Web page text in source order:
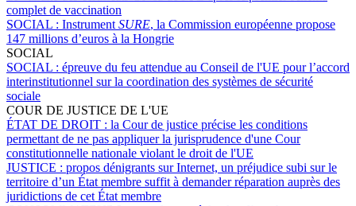
complet de vaccination
SOCIAL : Instrument SURE, la Commission européenne propose
147 millions d’euros à la Hongrie
SOCIAL
SOCIAL : épreuve du feu attendue au Conseil de l'UE pour l’accord
interinstitutionnel sur la coordination des systèmes de sécurité
sociale
COUR DE JUSTICE DE L'UE
ÉTAT DE DROIT : la Cour de justice précise les conditions
permettant de ne pas appliquer la jurisprudence d'une Cour
constitutionnelle nationale violant le droit de l'UE
JUSTICE : propos dénigrants sur Internet, un préjudice subi sur le
territoire d’un État membre suffit à demander réparation auprès des
juridictions de cet État membre